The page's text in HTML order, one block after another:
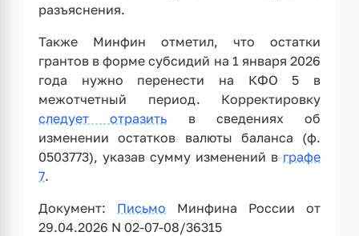
разъяснения.
Также Минфин отметил, что остатки
грантов в форме субсидий на 1 января 2026
года нужно перенести на КФО 5 в
межотчетный период. Корректировку
следует отразить в сведениях об
изменении остатков валюты баланса (ф.
0503773), указав сумму изменений в графе
7.
Документ: Письмо Минфина России от
29.04.2026 N 02-07-08/36315